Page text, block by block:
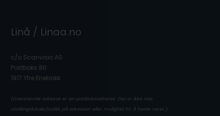
Linå / Linaa.no
c/o Scanvisio AS
Postboks 80
1917 Ytre Enebakk
(Ovennevnte adresse er en postboksadresse. Det er ikke noe
utstillingslokale/butikk på adressen eller mulighet for å hente varer.)